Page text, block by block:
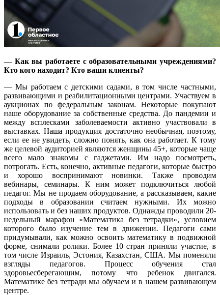
— Как вы работаете с образовательными учреждениями?
Кто кого находит? Кто ваши клиенты?
— Мы работаем с детскими садами, в том числе частными,
развивающими и реабилитационными центрами. Участвуем в
аукционах по федеральным законам. Некоторые покупают
наше оборудование за собственные средства. До пандемии и
между всплесками заболеваемости активно участвовали в
выставках. Наша продукция достаточно необычная, поэтому,
если ее не увидеть, сложно понять, как она работает. К тому
же целевой аудиторией являются женщины 45+, которые чаще
всего мало знакомы с гаджетами. Им надо посмотреть,
потрогать. Есть, конечно, активные педагоги, которые быстро
и хорошо воспринимают новинки. Также проводим
вебинары, семинары. К ним может подключиться любой
педагог. Мы не продаем оборудование, а рассказываем, какие
подходы в образовании считаем нужными. Их можно
использовать и без наших продуктов. Однажды проводили 20-
недельный марафон «Математика без тетрадки», условием
которого было изучение тем в движении. Педагоги сами
придумывали, как можно освоить математику в подвижной
форме, снимали ролики. Более 10 стран приняли участие, в
том числе Израиль, Эстония, Казахстан, США. Мы поменяли
взгляды педагогов. Процесс обучения стал
здоровьесберегающим, потому что ребенок двигался.
Математике без тетради мы обучаем и в нашем развивающем
центре.